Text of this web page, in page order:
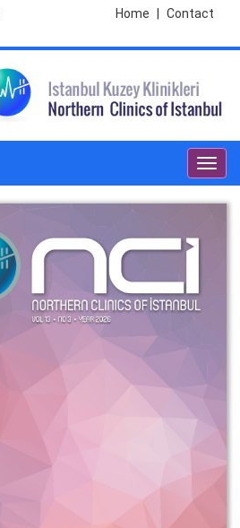
Contact
Home